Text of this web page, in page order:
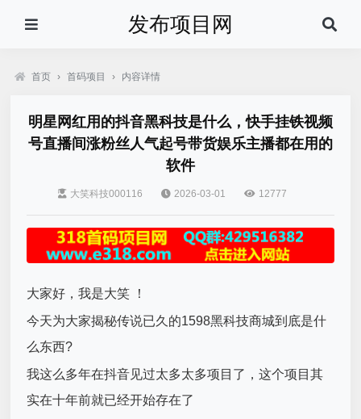
发布项目网
首页 › 首码项目 › 内容详情
明星网红用的抖音黑科技是什么，快手挂铁视频
号直播间涨粉丝人气起号带货娱乐主播都在用的
软件
大笑科技000116 2026-03-01 12777
大家好，我是大笑 ！
今天为大家揭秘传说已久的1598黑科技商城到底是什
么东西?
我这么多年在抖音见过太多太多项目了，这个项目其
实在十年前就已经开始存在了